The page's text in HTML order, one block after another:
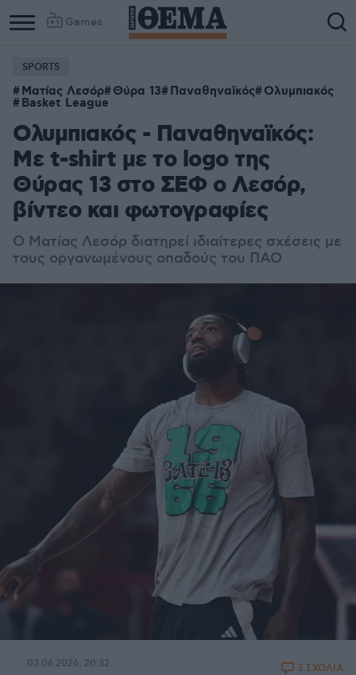
Games
SPORTS
Ματίας Λεσόρ Θύρα 13 Παναθηναϊκός Ολυμπιακός
Basket League
Ολυμπιακός - Παναθηναϊκός:
Με t-shirt με το logo της
Θύρας 13 στο ΣΕΦ ο Λεσόρ,
βίντεο και φωτογραφίες
Ο Ματίας Λεσόρ διατηρεί ιδιαίτερες σχέσεις με
τους οργανωμένους οπαδούς του ΠΑΟ
03.06.2026, 20:32 3 ΣΧΟΛΙΑ